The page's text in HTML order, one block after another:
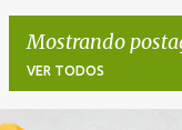
Mostrando
VER TODOS